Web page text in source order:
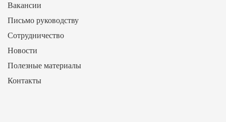
Вакансии
Письмо руководству
Сотрудничество
Новости
Полезные материалы
Контакты